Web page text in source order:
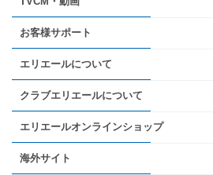
お客様サポート
エリエールについて
クラブエリエールについて
エリエールオンラインショップ
海外サイト